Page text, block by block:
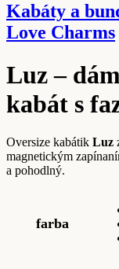
Kabáty a
Love Charms
Luz –
kabát s
Oversize kabátik Luz
magnetickým
a pohodlný.
farba